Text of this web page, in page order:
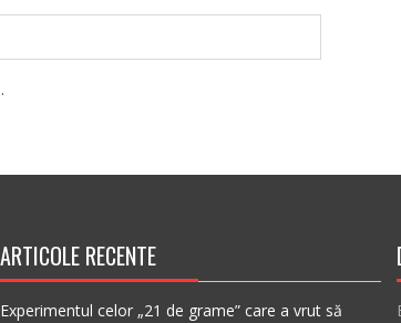
ARTICOLE RECENTE
Experimentul celor „21 de grame” care a vrut să